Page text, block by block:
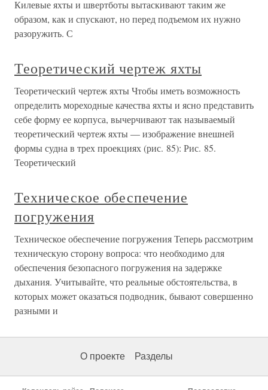
Килевые яхты и швертботы вытаскивают таким же
образом, как и спускают, но перед подъемом их нужно
разоружить. С
Теоретический чертеж яхты
Теоретический чертеж яхты Чтобы иметь возможность
определить мореходные качества яхты и ясно представить
себе форму ее корпуса, вычерчивают так называемый
теоретический чертеж яхты — изображение внешней
формы судна в трех проекциях (рис. 85): Рис. 85.
Теоретический
Техническое обеспечение
погружения
Техническое обеспечение погружения Теперь рассмотрим
техническую сторону вопроса: что необходимо для
обеспечения безопасного погружения на задержке
дыхания. Учитывайте, что реальные обстоятельства, в
которых может оказаться подводник, бывают совершенно
разными и
О проекте Разделы